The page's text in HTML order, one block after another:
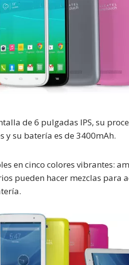
de 6 pulgadas IPS, su
y su batería es de 3400mAh.
en cinco colores vibrantes:
pueden hacer mezclas para